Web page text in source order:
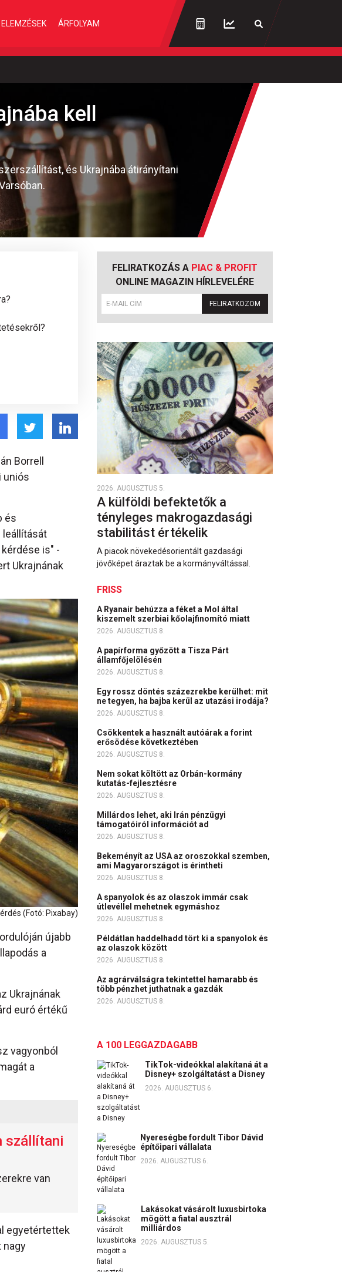
ÁRFOLYAM
kell
és Ukrajnába átirányítani
Borrell
uniós
és
leállítását
is" -
Ukrajnának
(Fotó: Pixabay)
újabb
a
Ukrajnának
euró értékű
vagyonból
a
szállítani
van
egyetértettek
nagy
FELIRATKOZÁS A PIAC & PROFIT
ONLINE MAGAZIN HÍRLEVELÉRE
FELIRATKOZOM
2026. AUGUSZTUS 5.
A külföldi befektetők a
tényleges makrogazdasági
stabilitást értékelik
A piacok növekedésorientált gazdasági
jövőképet áraztak be a kormányváltással.
FRISS
A Ryanair behúzza a féket a Mol által
kiszemelt szerbiai kőolajfinomító miatt
2026. AUGUSZTUS 8.
A papírforma győzött a Tisza Párt
államfőjelölésén
2026. AUGUSZTUS 8.
Egy rossz döntés százezrekbe kerülhet: mit
ne tegyen, ha bajba kerül az utazási irodája?
2026. AUGUSZTUS 8.
Csökkentek a használt autóárak a forint
erősödése következtében
2026. AUGUSZTUS 8.
Nem sokat költött az Orbán-kormány
kutatás-fejlesztésre
2026. AUGUSZTUS 8.
Millárdos lehet, aki Irán pénzügyi
támogatóiról információt ad
2026. AUGUSZTUS 8.
Bekeményít az USA az oroszokkal szemben,
ami Magyarországot is érintheti
2026. AUGUSZTUS 8.
A spanyolok és az olaszok immár csak
útlevéllel mehetnek egymáshoz
2026. AUGUSZTUS 8.
Példátlan haddelhadd tört ki a spanyolok és
az olaszok között
2026. AUGUSZTUS 8.
Az agrárválságra tekintettel hamarabb és
több pénzhet juthatnak a gazdák
2026. AUGUSZTUS 8.
A 100 LEGGAZDAGABB
TikTok-videókkal alakítaná át a
Disney+ szolgáltatást a Disney
2026. AUGUSZTUS 6.
Nyereségbe fordult Tibor Dávid
építőipari vállalata
2026. AUGUSZTUS 6.
Lakásokat vásárolt luxusbirtoka
mögött a fiatal ausztrál
milliárdos
2026. AUGUSZTUS 5.